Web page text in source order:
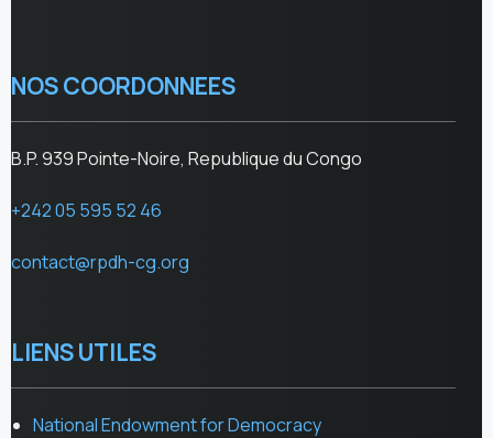
NOS COORDONNEES
B.P. 939 Pointe-Noire, Republique du Congo
+242 05 595 52 46
contact@rpdh-cg.org
LIENS UTILES
National Endowment for Democracy